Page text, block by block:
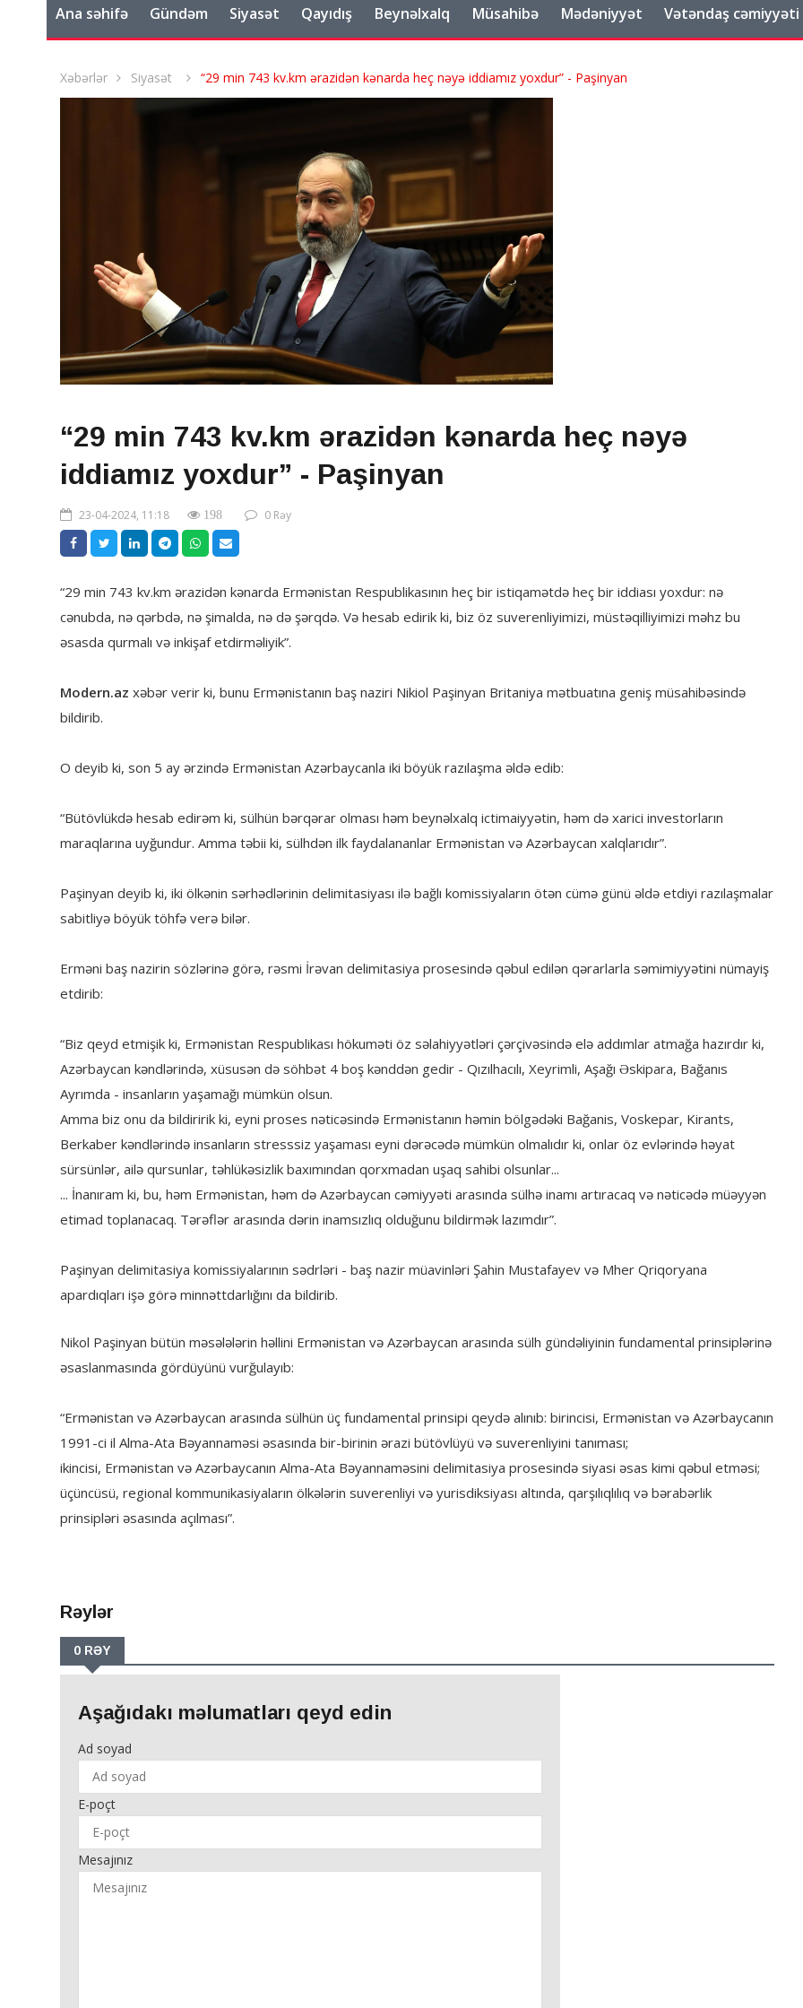
Ana səhifə Gündəm Siyasət Qayıdış Beynəlxalq Müsahibə Mədəniyyət Vətəndaş cəmiyyəti
Xəbərlər Siyasət “29 min 743 kv.km ərazidən kənarda heç nəyə iddiamız yoxdur” - Paşinyan
“29 min 743 kv.km ərazidən kənarda heç nəyə
iddiamız yoxdur” - Paşinyan
23-04-2024, 11:18 198 0 Rəy
“29 min 743 kv.km ərazidən kənarda Ermənistan Respublikasının heç bir istiqamətdə heç bir iddiası yoxdur: nə
cənubda, nə qərbdə, nə şimalda, nə də şərqdə. Və hesab edirik ki, biz öz suverenliyimizi, müstəqilliyimizi məhz bu
əsasda qurmalı və inkişaf etdirməliyik”.
Modern.az xəbər verir ki, bunu Ermənistanın baş naziri Nikiol Paşinyan Britaniya mətbuatına geniş müsahibəsində
bildirib.
O deyib ki, son 5 ay ərzində Ermənistan Azərbaycanla iki böyük razılaşma əldə edib:
“Bütövlükdə hesab edirəm ki, sülhün bərqərar olması həm beynəlxalq ictimaiyyətin, həm də xarici investorların
maraqlarına uyğundur. Amma təbii ki, sülhdən ilk faydalananlar Ermənistan və Azərbaycan xalqlarıdır”.
Paşinyan deyib ki, iki ölkənin sərhədlərinin delimitasiyası ilə bağlı komissiyaların ötən cümə günü əldə etdiyi razılaşmalar
sabitliyə böyük töhfə verə bilər.
Erməni baş nazirin sözlərinə görə, rəsmi İrəvan delimitasiya prosesində qəbul edilən qərarlarla səmimiyyətini nümayiş
etdirib:
“Biz qeyd etmişik ki, Ermənistan Respublikası hökuməti öz səlahiyyətləri çərçivəsində elə addımlar atmağa hazırdır ki,
Azərbaycan kəndlərində, xüsusən də söhbət 4 boş kənddən gedir - Qızılhacılı, Xeyrimli, Aşağı Əskipara, Bağanıs
Ayrımda - insanların yaşamağı mümkün olsun.
Amma biz onu da bildiririk ki, eyni proses nəticəsində Ermənistanın həmin bölgədəki Bağanis, Voskepar, Kirants,
Berkaber kəndlərində insanların stresssiz yaşaması eyni dərəcədə mümkün olmalıdır ki, onlar öz evlərində həyat
sürsünlər, ailə qursunlar, təhlükəsizlik baxımından qorxmadan uşaq sahibi olsunlar...
... İnanıram ki, bu, həm Ermənistan, həm də Azərbaycan cəmiyyəti arasında sülhə inamı artıracaq və nəticədə müəyyən
etimad toplanacaq. Tərəflər arasında dərin inamsızlıq olduğunu bildirmək lazımdır”.
Paşinyan delimitasiya komissiyalarının sədrləri - baş nazir müavinləri Şahin Mustafayev və Mher Qriqoryana
apardıqları işə görə minnəttdarlığını da bildirib.
Nikol Paşinyan bütün məsələlərin həllini Ermənistan və Azərbaycan arasında sülh gündəliyinin fundamental prinsiplərinə
əsaslanmasında gördüyünü vurğulayıb:
“Ermənistan və Azərbaycan arasında sülhün üç fundamental prinsipi qeydə alınıb: birincisi, Ermənistan və Azərbaycanın
1991-ci il Alma-Ata Bəyannaməsi əsasında bir-birinin ərazi bütövlüyü və suverenliyini tanıması;
ikincisi, Ermənistan və Azərbaycanın Alma-Ata Bəyannaməsini delimitasiya prosesində siyasi əsas kimi qəbul etməsi;
üçüncüsü, regional kommunikasiyaların ölkələrin suverenliyi və yurisdiksiyası altında, qarşılıqlılıq və bərabərlik
prinsipləri əsasında açılması”.
Rəylər
0 RƏY
Aşağıdakı məlumatları qeyd edin
Ad soyad
E-poçt
Mesajınız